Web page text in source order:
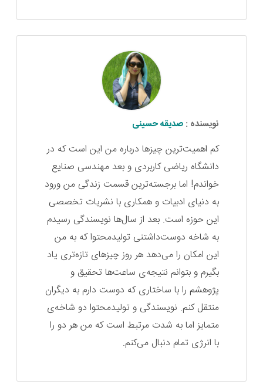
نویسنده :صدیقه حسینی
کم اهمیت‌ترین چیزها درباره من این است که در
دانشگاه ریاضی کاربردی و بعد مهندسی صنایع
خواندم! اما برجسته‌ترین قسمت زندگی من ورود
به دنیای ادبیات و همکاری با نشریات تخصصی
این حوزه است. بعد از سال‌ها نویسندگی رسیدم
به شاخه دوست‌داشتنی تولیدمحتوا که به من
این امکان را می‌دهد هر روز چیزهای تازه‌تری یاد
بگیرم و بتوانم نتیجه‌ی ساعت‌ها تحقیق و
پژوهشم را با ساختاری که دوست دارم به دیگران
منتقل کنم. نویسندگی و تولیدمحتوا دو شاخه‌ی
متمایز اما به شدت مرتبط است که من هر دو را
با انرژی تمام دنبال می‌کنم.